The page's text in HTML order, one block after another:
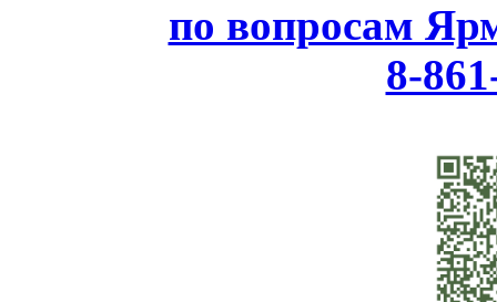
по вопросам
8-